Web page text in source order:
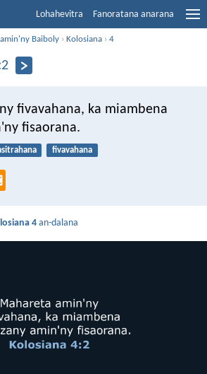
Lohahevitra Fanoratana anarana
Baiboly ›Kolosiana ›4
fivavahana, ka miambena
fisaorana.
fivavahana
4 an-dalana